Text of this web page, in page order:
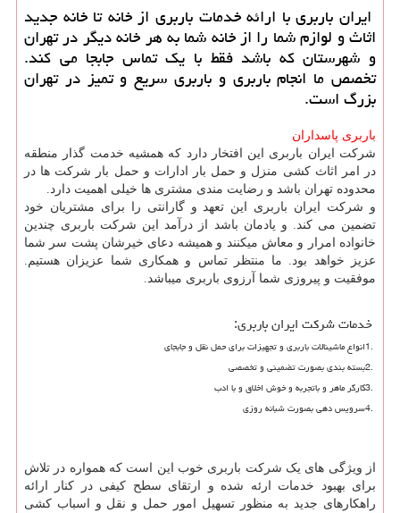
ایران باربری با ارائه خدمات باربری از خانه تا خانه جدید
اثاث و لوازم شما را از خانه شما به هر خانه دیگر در تهران
و شهرستان که باشد فقط با یک تماس جابجا می کند.
تخصص ما انجام باربری و باربری سریع و تمیز در تهران
بزرگ است.
باربری پاسداران
شرکت ایران باربری این افتخار دارد که همشیه خدمت گذار منطقه
در امر اثاث کشی منزل و حمل بار ادارات و حمل بار شرکت ها در
محدوده تهران باشد و رضایت مندی مشتری ها خیلی اهمیت دارد
و شرکت ایران باربری این تعهد و گارانتی را برای مشتریان خود
تضمین می کند. و یادمان باشد از درآمد این شرکت باربری چندین
خانواده امرار و معاش میکنند و همیشه دعای خیرشان پشت سر شما
عزیز خواهد بود. ما منتظر تماس و همکاری شما عزیزان هستیم.
موفقیت و پیروزی شما آرزوی باربری میباشد.
خدمات شرکت ایران باربری:
1.انواع ماشینالات باربری و تجهیزات برای حمل نقل و جابجای
2.بسته بندی بصورت تضمینی و تخصصی
3.کارگر ماهر و باتجربه و خوش اخلاق و با ادب
4.سرویس دهی بصورت شبانه روزی
از ویژگی های یک شرکت باربری خوب این است که همواره در تلاش
برای بهبود خدمات ارئه شده و ارتقای سطح کیفی در کنار ارائه
راهکارهای جدید به منظور تسهیل امور حمل و نقل و اسباب کشی